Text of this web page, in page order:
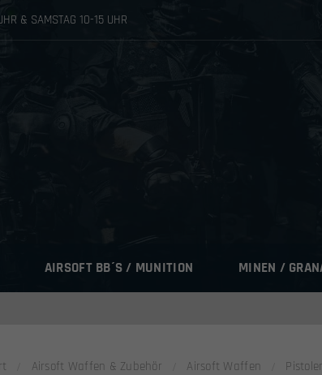
& SAMSTAG 10-15 UHR
AIRSOFT BB´S / MUNITION MINEN /
Airsoft Waffen & Zubehör Airsoft Waffen